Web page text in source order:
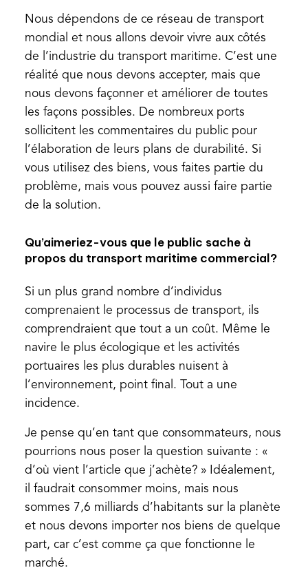
Nous dépendons de ce réseau de transport
mondial et nous allons devoir vivre aux côtés
de l’industrie du transport maritime. C’est une
réalité que nous devons accepter, mais que
nous devons façonner et améliorer de toutes
les façons possibles. De nombreux ports
sollicitent les commentaires du public pour
l’élaboration de leurs plans de durabilité. Si
vous utilisez des biens, vous faites partie du
problème, mais vous pouvez aussi faire partie
de la solution.
Qu’aimeriez-vous que le public sache à
propos du transport maritime commercial?
Si un plus grand nombre d’individus
comprenaient le processus de transport, ils
comprendraient que tout a un coût. Même le
navire le plus écologique et les activités
portuaires les plus durables nuisent à
l’environnement, point final. Tout a une
incidence.
Je pense qu’en tant que consommateurs, nous
pourrions nous poser la question suivante : «
d’où vient l’article que j’achète? » Idéalement,
il faudrait consommer moins, mais nous
sommes 7,6 milliards d’habitants sur la planète
et nous devons importer nos biens de quelque
part, car c’est comme ça que fonctionne le
marché.